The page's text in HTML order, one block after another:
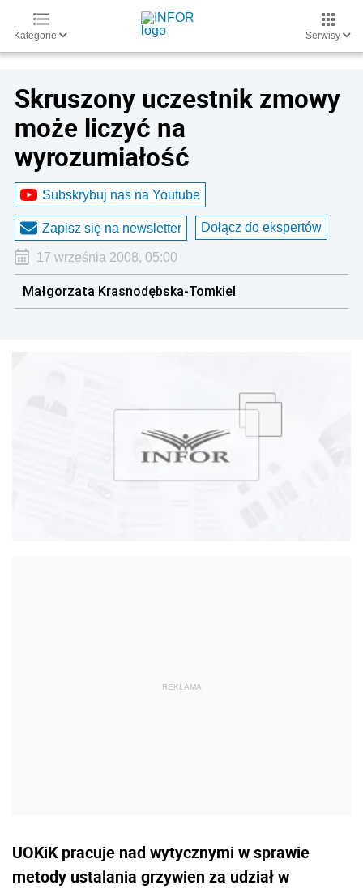
Kategorie Serwisy
Skruszony uczestnik zmowy
może liczyć na
wyrozumiałość
Subskrybuj nas na Youtube
Zapisz się na newsletter Dołącz do ekspertów
17 września 2008, 05:00
Małgorzata Krasnodębska-Tomkiel
UOKiK pracuje nad wytycznymi w sprawie
metody ustalania grzywien za udział w